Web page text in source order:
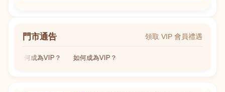
門市通告 領取 VIP 會員禮遇
如何成為VIP？ 如何成為VIP？